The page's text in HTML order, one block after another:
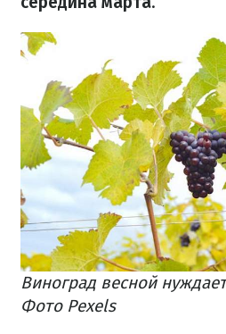
Виноград весной
Фото Pexels